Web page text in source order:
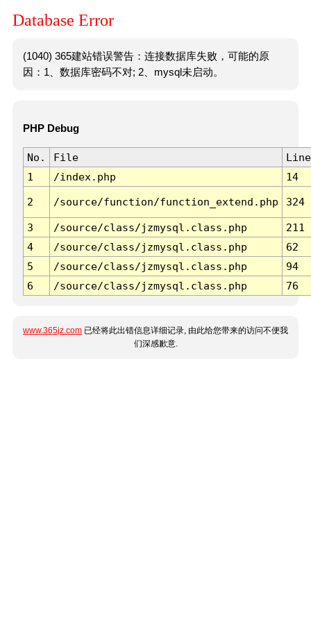
Database Error
(1040) 365建站错误警告：连接数据库失败，可能的原
因：1、数据库密码不对; 2、mysql未启动。
PHP Debug
No. File
Line
1
/index.php 14
2 /source/function/function_extend.php 324
3 /source/class/jzmysql.class.php
211
4
/source/class/jzmysql.class.php
62
5
/source/class/jzmysql.class.php
94
6
/source/class/jzmysql.class.php 76
www.365jz.com 已经将此出错信息详细记录, 由此给您带来的访问不便我
们深感歉意.